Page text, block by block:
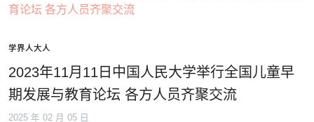
学界人大人
2023年11月11日中国人民大学举行全国儿童早
期发展与教育论坛 各方人员齐聚交流
2025 年 02 月 05 日